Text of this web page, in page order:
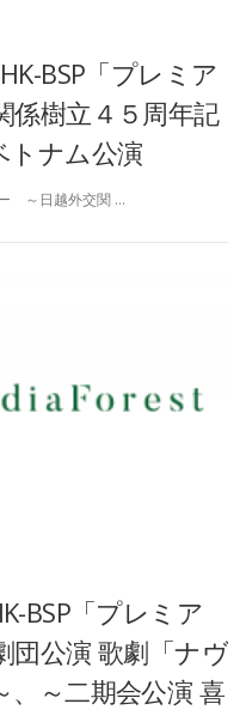
BSP「プレミア
係樹立４５周年記
ナム公演
～日越外交関 …
BSP「プレミア
団公演 歌劇「ナヴ
、～二期会公演 喜